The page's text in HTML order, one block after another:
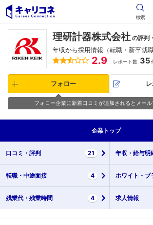
検索
理研計器株式会社 の評判
年収から採用情報（転職・新卒就
2.9 レポート数 35
フォロー
フォロー企業に新着口コミが追加されるとメー
企業 トップ
口コミ・ 評判 21 年収・ 給与明
転職・ 中途面接 4 ホワイト・ ブ
残業代・ 残業時間 4 求人情報